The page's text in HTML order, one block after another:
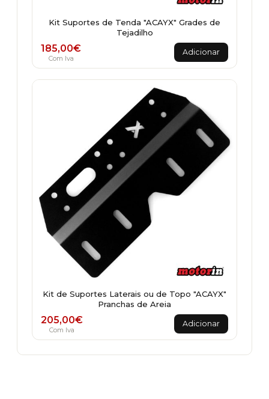
Kit Suportes de Tenda "ACAYX" Grades de
Tejadilho
185,00€
Com Iva
Adicionar
Kit de Suportes Laterais ou de Topo "ACAYX"
Pranchas de Areia
205,00€
Com Iva
Adicionar